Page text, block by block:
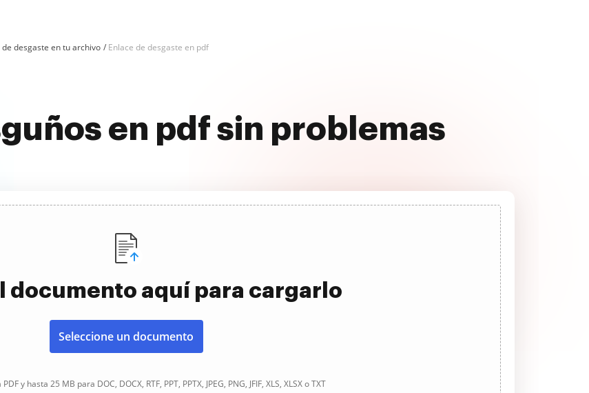
de desgaste en tu archivo Enlace de desgaste en pdf
en pdf sin problemas
documento aquí para cargarlo
Seleccione un documento
y hasta 25 MB para DOC, DOCX, RTF, PPT, PPTX, JPEG, PNG, JFIF, XLS, XLSX o TXT